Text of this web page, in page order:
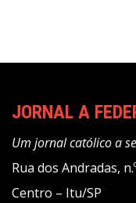
JORNAL A
Um jornal católico a
Rua dos Andradas,
Centro – Itu/SP